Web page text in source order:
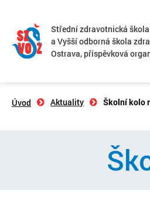
Střední zdravotnická škola
a Vyšší odborná škola
Ostrava, příspěvková
Úvod Aktuality Školní kolo